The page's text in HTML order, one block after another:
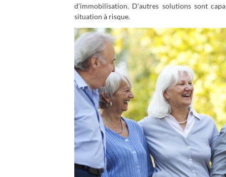
d’immobilisation. D’autres solutions sont
situation à risque.